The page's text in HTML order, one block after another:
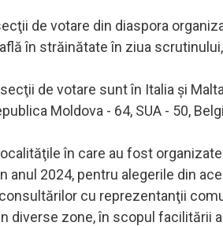
de votare din diaspora
în străinătate în ziua
de votare sunt în Italia şi
Moldova - 64, SUA - 50,
în care au fost
anul 2024, pentru alegerile din
cu reprezentanţii
diverse zone, în scopul facilitării